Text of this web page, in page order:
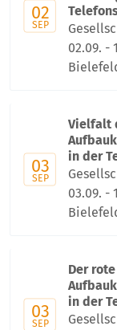
02
SEP
02.09. -
03
SEP
Vielfalt
in der
03.09. -
03
SEP
Der
in der